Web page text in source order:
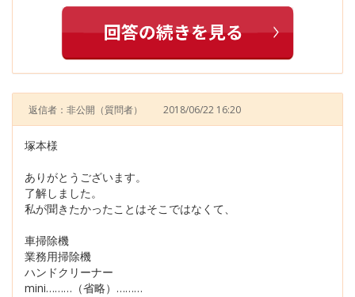
返信者：非公開 （質問者） 2018/06/22 16:20
塚本様
ありがとうございます。
了解しました。
私が聞きたかったことはそこではなくて、
車掃除機
業務用掃除機
ハンドクリーナー
mini………（省略）………